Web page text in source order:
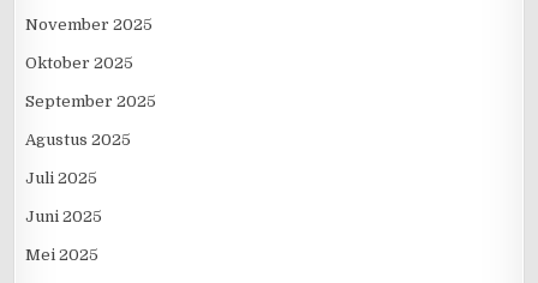
November 2025
Oktober 2025
September 2025
Agustus 2025
Juli 2025
Juni 2025
Mei 2025